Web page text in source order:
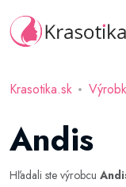
Krasotika.sk
Andis
Hľadali ste výrobcu